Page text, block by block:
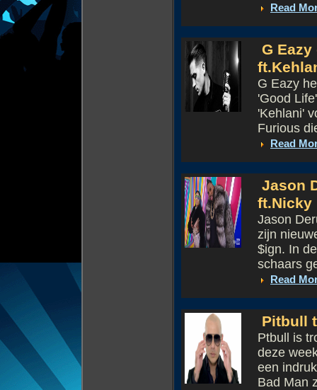
Read
G
G Eazy
'Good
'Kehlani'
Furious
Read
Jason
ft.Nicky
Jason
zijn
$ign. In
schaars
Read
Pitbull
Ptbull is
deze
een
Bad Man